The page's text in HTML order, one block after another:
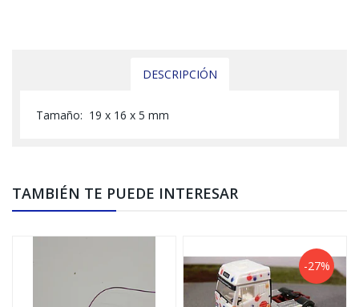
DESCRIPCIÓN
Tamaño: 19 x 16 x 5 mm
TAMBIÉN TE PUEDE INTERESAR
-27%